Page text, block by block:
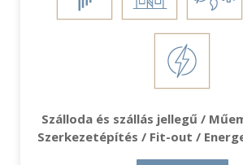
Szálloda és szállás jellegű /
Szerkezetépítés / Fit-out /